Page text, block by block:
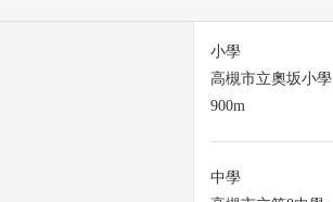
小學
高槻市立奧坂小學
900m
中學